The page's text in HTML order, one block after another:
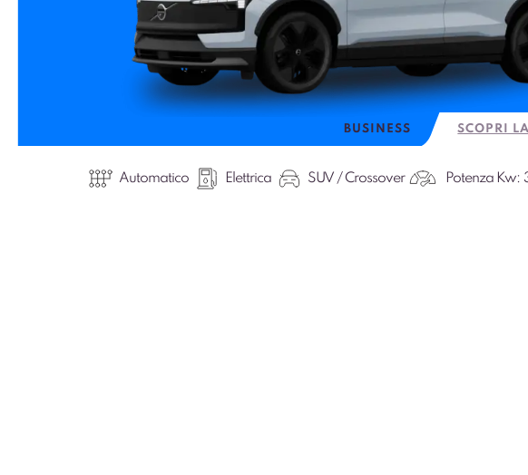
BUSINESS SCOPRI
Automatico Elettrica SUV / Crossover Potenza Kw: